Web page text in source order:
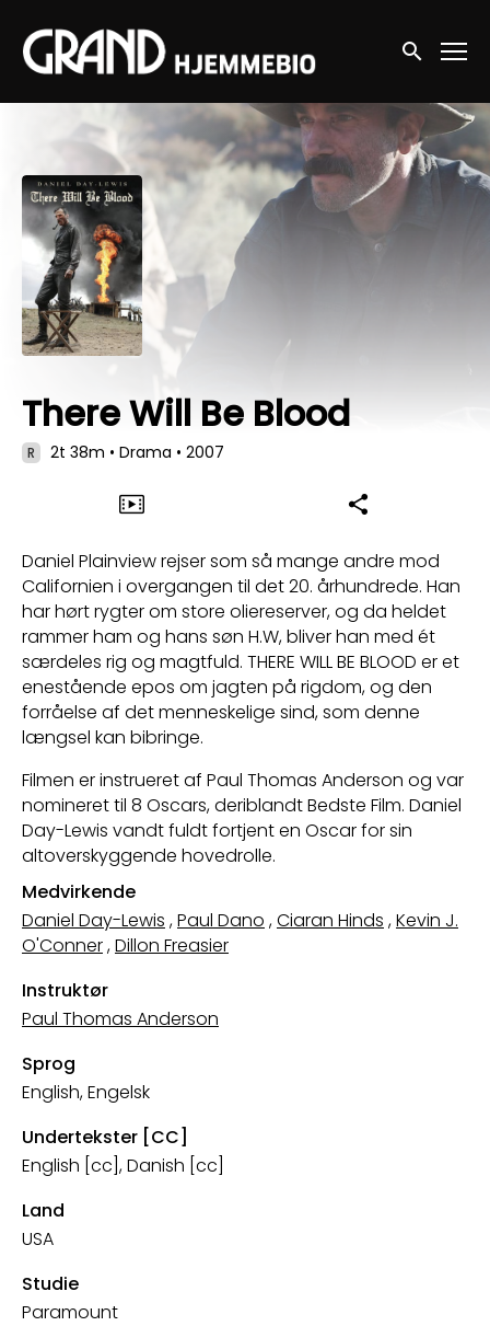
Accessibility Links
Søg nu
There Will Be Blood
R 2t 38m • Drama • 2007
Daniel Plainview rejser som så mange andre mod
Californien i overgangen til det 20. århundrede. Han
har hørt rygter om store oliereserver, og da heldet
rammer ham og hans søn H.W, bliver han med ét
særdeles rig og magtfuld. THERE WILL BE BLOOD er et
enestående epos om jagten på rigdom, og den
forråelse af det menneskelige sind, som denne
længsel kan bibringe.
Filmen er instrueret af Paul Thomas Anderson og var
nomineret til 8 Oscars, deriblandt Bedste Film. Daniel
Day-Lewis vandt fuldt fortjent en Oscar for sin
altoverskyggende hovedrolle.
Medvirkende
Daniel Day-Lewis ,Paul Dano ,Ciaran Hinds ,Kevin J.
O'Conner,Dillon Freasier
Instruktør
Paul Thomas Anderson
Sprog
English, Engelsk
Undertekster [CC]
English [cc], Danish [cc]
Land
USA
Studie
Paramount